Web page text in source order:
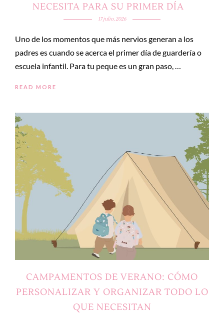
NECESITA PARA SU PRIMER DÍA
17 julio, 2026
Uno de los momentos que más nervios generan a los
padres es cuando se acerca el primer día de guardería o
escuela infantil. Para tu peque es un gran paso, …
READ MORE
CAMPAMENTOS DE VERANO: CÓMO
PERSONALIZAR Y ORGANIZAR TODO LO
QUE NECESITAN